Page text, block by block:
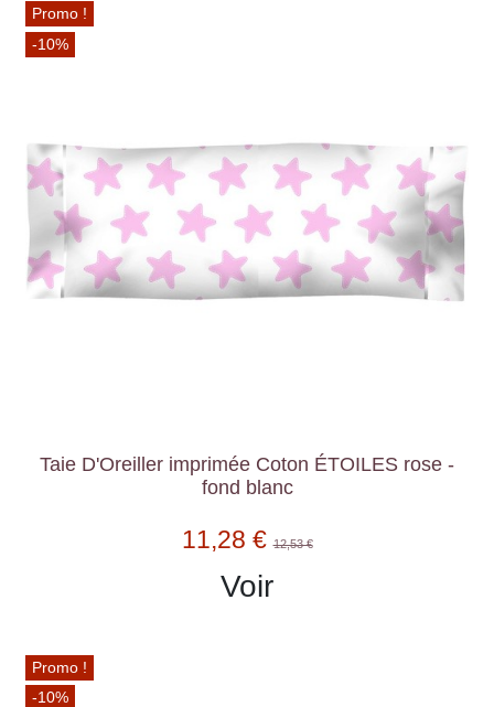
Promo !
-10%
Taie D'Oreiller imprimée Coton ÉTOILES rose -
fond blanc
11,28 €12,53 €
Voir
Promo !
-10%